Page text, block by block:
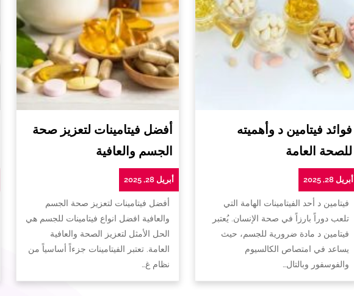
فوائد فيتامين د وأهميته
للصحة العامة
أبريل 28, 2025
فيتامين د أحد الفيتامينات الهامة التي
تلعب دوراً بارزاً في صحة الإنسان. يُعتبر
فيتامين د مادة ضرورية للجسم، حيث
يساعد في امتصاص الكالسيوم
والفوسفور وبالتال…
أفضل فيتامينات لتعزيز صحة
الجسم والعافية
أبريل 28, 2025
أفضل فيتامينات لتعزيز صحة الجسم
والعافية افضل انواع فيتامينات للجسم هي
الحل الأمثل لتعزيز الصحة والعافية
العامة. تعتبر الفيتامينات جزءاً أساسياً من
نظام غ…